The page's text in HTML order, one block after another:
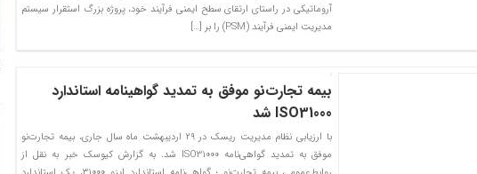
آروماتیکی در راستای ارتقای سطح ایمنی فرآیند خود، پروژه بزرگ استقرار سیستم
مدیریت ایمنی فرآیند (PSM) را بر […]
بیمه تجارت‌نو موفق به تمدید گواهینامه استاندارد
ISO31000 شد
با ارزیابی نظام مدیریت ریسک در ۲۹ اردیبهشت ماه سال جاری، بیمه تجارت‌نو
موفق به تمدید گواهی‌نامه ISO31000 شد. به گزارش کیوسک خبر به نقل از